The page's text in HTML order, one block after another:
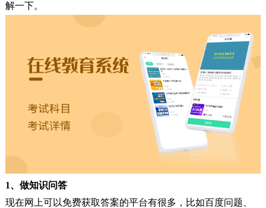
解一下。
1、做知识问答
现在网上可以免费获取答案的平台有很多，比如百度问题、